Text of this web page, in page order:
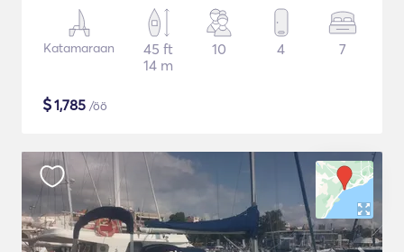
Katamaraan
45 ft
14 m
10 4 7
$1,785 /öö